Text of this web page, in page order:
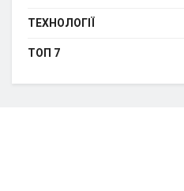
ТЕХНОЛОГІЇ
ТОП 7